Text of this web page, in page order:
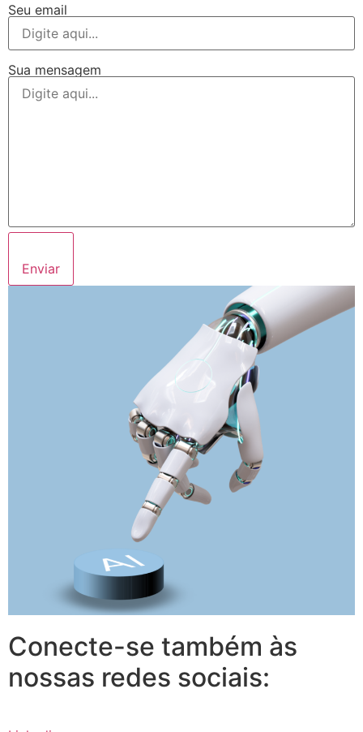
Seu email
Sua mensagem
Enviar
Conecte-se também às
nossas redes sociais: